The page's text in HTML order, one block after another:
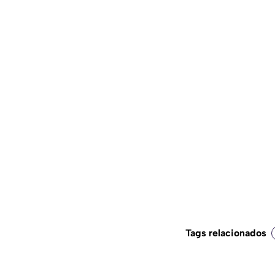
Tags relacionados